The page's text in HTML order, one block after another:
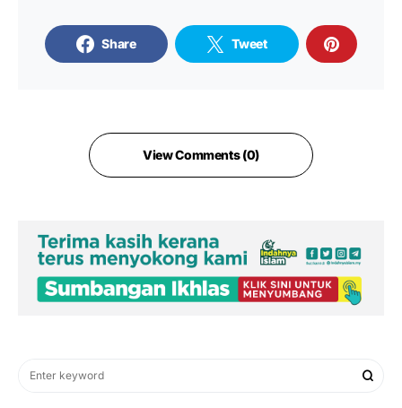
Share Tweet
View Comments (0)